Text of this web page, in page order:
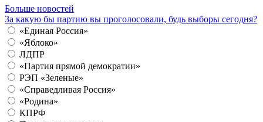
Больше новостей
За какую бы партию вы проголосовали, будь выборы сегодня?
«Единая Россия»
«Яблоко»
ЛДПР
«Партия прямой демократии»
РЭП «Зеленые»
«Справедливая Россия»
«Родина»
КПРФ